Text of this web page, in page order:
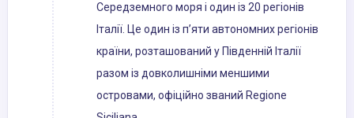
Середземного моря і один із 20 регіонів
Італії. Це один із п’яти автономних регіонів
країни, розташований у Південній Італії
разом із довколишніми меншими
островами, офіційно званий Regione